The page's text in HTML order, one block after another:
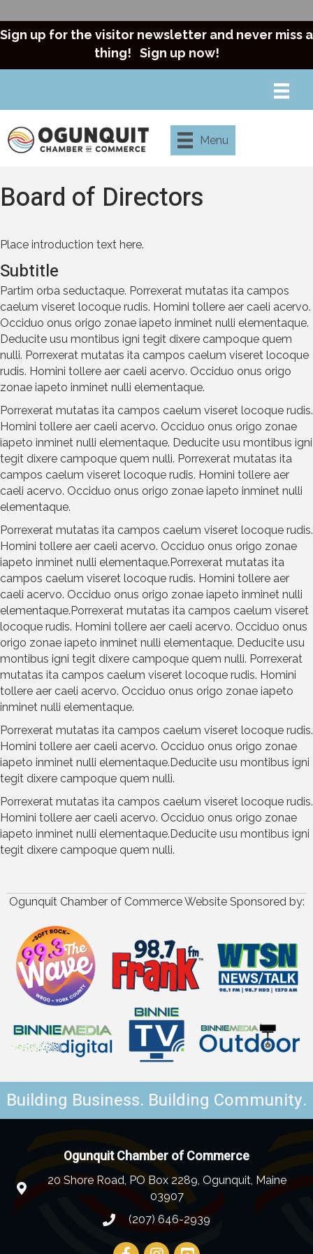
Sign up for the visitor newsletter and never miss a
thing! Sign up now!
Menu
Board of Directors
Place introduction text here.
Subtitle
Partim orba seductaque. Porrexerat mutatas ita campos
caelum viseret locoque rudis. Homini tollere aer caeli acervo.
Occiduo onus origo zonae iapeto inminet nulli elementaque.
Deducite usu montibus igni tegit dixere campoque quem
nulli. Porrexerat mutatas ita campos caelum viseret locoque
rudis. Homini tollere aer caeli acervo. Occiduo onus origo
zonae iapeto inminet nulli elementaque.
Porrexerat mutatas ita campos caelum viseret locoque rudis.
Homini tollere aer caeli acervo. Occiduo onus origo zonae
iapeto inminet nulli elementaque. Deducite usu montibus igni
tegit dixere campoque quem nulli. Porrexerat mutatas ita
campos caelum viseret locoque rudis. Homini tollere aer
caeli acervo. Occiduo onus origo zonae iapeto inminet nulli
elementaque.
Porrexerat mutatas ita campos caelum viseret locoque rudis.
Homini tollere aer caeli acervo. Occiduo onus origo zonae
iapeto inminet nulli elementaque.Porrexerat mutatas ita
campos caelum viseret locoque rudis. Homini tollere aer
caeli acervo. Occiduo onus origo zonae iapeto inminet nulli
elementaque.Porrexerat mutatas ita campos caelum viseret
locoque rudis. Homini tollere aer caeli acervo. Occiduo onus
origo zonae iapeto inminet nulli elementaque. Deducite usu
montibus igni tegit dixere campoque quem nulli. Porrexerat
mutatas ita campos caelum viseret locoque rudis. Homini
tollere aer caeli acervo. Occiduo onus origo zonae iapeto
inminet nulli elementaque.
Porrexerat mutatas ita campos caelum viseret locoque rudis.
Homini tollere aer caeli acervo. Occiduo onus origo zonae
iapeto inminet nulli elementaque.Deducite usu montibus igni
tegit dixere campoque quem nulli.
Porrexerat mutatas ita campos caelum viseret locoque rudis.
Homini tollere aer caeli acervo. Occiduo onus origo zonae
iapeto inminet nulli elementaque.Deducite usu montibus igni
tegit dixere campoque quem nulli.
Ogunquit Chamber of Commerce Website Sponsored by:
Building Business. Building Community.
Ogunquit Chamber of Commerce
20 Shore Road, PO Box 2289, Ogunquit, Maine
03907
(207) 646-2939